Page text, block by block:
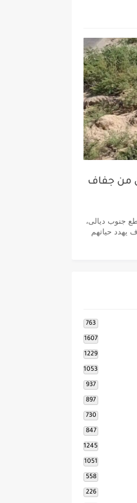
من جفاف
جنوب ديالى،
نسمة من جفاف يهدد حياتهم
763
1607
1229
1053
937
897
730
847
1245
1051
558
226